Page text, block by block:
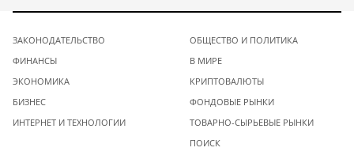
ЗАКОНОДАТЕЛЬСТВО
ФИНАНСЫ
ЭКОНОМИКА
БИЗНЕС
ИНТЕРНЕТ И ТЕХНОЛОГИИ
ОБЩЕСТВО И ПОЛИТИКА
В МИРЕ
КРИПТОВАЛЮТЫ
ФОНДОВЫЕ РЫНКИ
ТОВАРНО-СЫРЬЕВЫЕ РЫНКИ
ПОИСК